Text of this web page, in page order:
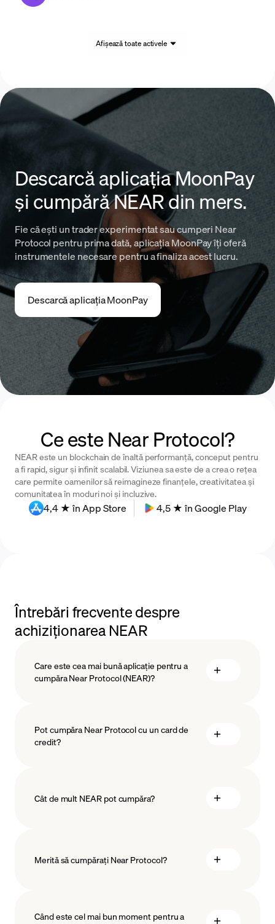
Afișează toate activele
Descarcă aplicația MoonPay
și cumpără NEAR din mers.
Fie că ești un trader experimentat sau cumperi Near
Protocol pentru prima dată, aplicația MoonPay îți oferă
instrumentele necesare pentru a finaliza acest lucru.
Descarcă aplicația MoonPay
Ce este Near Protocol?
NEAR este un blockchain de înaltă performanță, conceput pentru
a fi rapid, sigur și infinit scalabil. Viziunea sa este de a crea o rețea
care permite oamenilor să reimagineze finanțele, creativitatea și
comunitatea în moduri noi și incluzive.
4,4 ★ în App Store 4,5 ★ în Google Play
Întrebări frecvente despre
achiziționarea NEAR
Care este cea mai bună aplicație pentru a
cumpăra Near Protocol (NEAR)?
Pot cumpăra Near Protocol cu un card de
credit?
Cât de mult NEAR pot cumpăra?
suma minimă
Merită să cumpărați Near Protocol?
Când este cel mai bun moment pentru a